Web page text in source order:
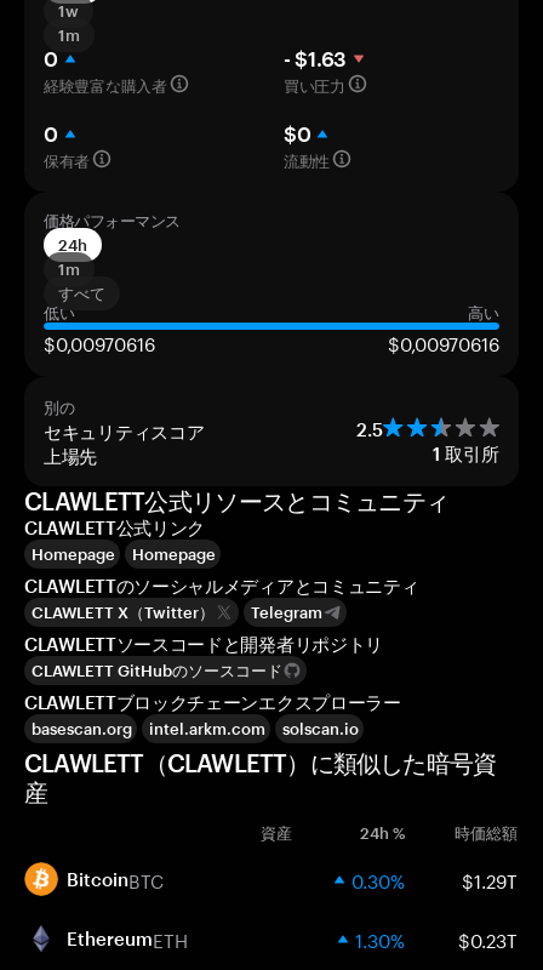
1w
1m
0
経験豊富な購入者
- $1.63
買い圧力
0
保有者
$0
流動性
価格パフォーマンス
24h
1m
すべて
低い
高い
$0,00970616 $0,00970616
別の
セキュリティスコア 2.5
上場先 1 取引所
CLAWLETT公式リソースとコミュニティ
CLAWLETT公式リンク
Homepage Homepage
CLAWLETTのソーシャルメディアとコミュニティ
CLAWLETT X（Twitter） Telegram
CLAWLETTソースコードと開発者リポジトリ
CLAWLETT GitHubのソースコード
CLAWLETTブロックチェーンエクスプローラー
basescan.org intel.arkm.com solscan.io
CLAWLETT（CLAWLETT）に類似した暗号資
産
資産 24h % 時価総額
BitcoinBTC 0.30% $1.29T
EthereumETH 1.30% $0.23T